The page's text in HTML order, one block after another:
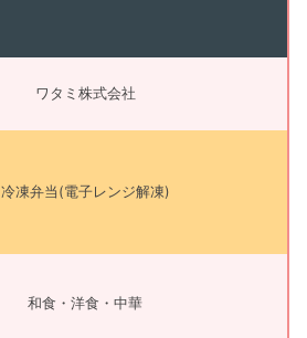
ワタミ株式会社
冷凍弁当(電子レンジ解凍)
和食・洋食・中華